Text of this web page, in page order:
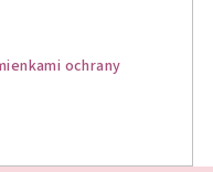
ochrany